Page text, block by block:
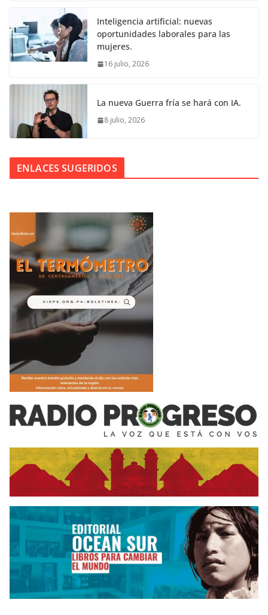
Inteligencia artificial: nuevas
oportunidades laborales para las
mujeres.
16 julio, 2026
La nueva Guerra fría se hará con IA.
8 julio, 2026
ENLACES SUGERIDOS